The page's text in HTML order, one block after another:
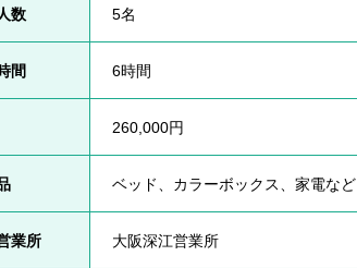
数 5名
間 6時間
260,000円
ベッド、カラーボックス、家電など
業所 大阪深江営業所